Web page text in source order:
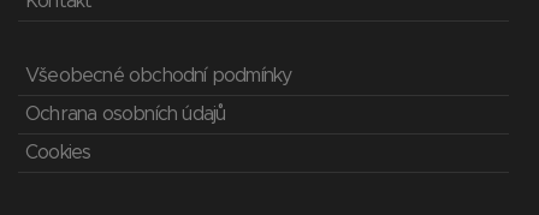
Všeobecné obchodní podmínky
Ochrana osobních údajů
Cookies